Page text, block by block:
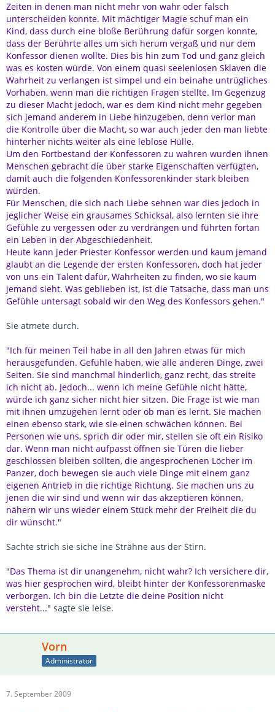
Zeiten in denen man nicht mehr von wahr oder falsch
unterscheiden konnte. Mit mächtiger Magie schuf man ein
Kind, dass durch eine bloße Berührung dafür sorgen konnte,
dass der Berührte alles um sich herum vergaß und nur dem
Konfessor dienen wollte. Dies bis hin zum Tod und ganz gleich
was es kosten würde. Von einem quasi seelenlosen Sklaven die
Wahrheit zu verlangen ist simpel und ein beinahe untrügliches
Vorhaben, wenn man die richtigen Fragen stellte. Im Gegenzug
zu dieser Macht jedoch, war es dem Kind nicht mehr gegeben
sich jemand anderem in Liebe hinzugeben, denn verlor man
die Kontrolle über die Macht, so war auch jeder den man liebte
hinterher nichts weiter als eine leblose Hülle.
Um den Fortbestand der Konfessoren zu wahren wurden ihnen
Menschen gebracht die über starke Eigenschaften verfügten,
damit auch die folgenden Konfessorenkinder stark bleiben
würden.
Für Menschen, die sich nach Liebe sehnen war dies jedoch in
jeglicher Weise ein grausames Schicksal, also lernten sie ihre
Gefühle zu vergessen oder zu verdrängen und führten fortan
ein Leben in der Abgeschiedenheit.
Heute kann jeder Priester Konfessor werden und kaum jemand
glaubt an die Legende der ersten Konfessoren, doch hat jeder
von uns ein Talent dafür, Wahrheiten zu finden, wo sie kaum
jemand sieht. Was geblieben ist, ist die Tatsache, dass man uns
Gefühle untersagt sobald wir den Weg des Konfessors gehen."
Sie atmete durch.
"Ich für meinen Teil habe in all den Jahren etwas für mich
herausgefunden. Gefühle haben, wie alle anderen Dinge, zwei
Seiten. Sie sind manchmal hinderlich, ganz recht, das streite
ich nicht ab. Jedoch... wenn ich meine Gefühle nicht hätte,
würde ich ganz sicher nicht hier sitzen. Die Frage ist wie man
mit ihnen umzugehen lernt oder ob man es lernt. Sie machen
einen ebenso stark, wie sie einen schwächen können. Bei
Personen wie uns, sprich dir oder mir, stellen sie oft ein Risiko
dar. Wenn man nicht aufpasst öffnen sie Türen die lieber
geschlossen bleiben sollten, die angesprochenen Löcher im
Panzer, doch bewegen sie auch viele Dinge mit einem ganz
eigenen Antrieb in die richtige Richtung. Sie machen uns zu
jenen die wir sind und wenn wir das akzeptieren können,
nähern wir uns wieder einem Stück mehr der Freiheit die du
dir wünscht."
Sachte strich sie siche ine Strähne aus der Stirn.
"Das Thema ist dir unangenehm, nicht wahr? Ich versichere dir,
was hier gesprochen wird, bleibt hinter der Konfessorenmaske
verborgen. Ich bin die Letzte die deine Position nicht
versteht..." sagte sie leise.
Vorn
Administrator
7. September 2009